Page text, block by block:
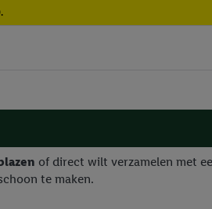
of direct wilt verzamelen met
te maken.